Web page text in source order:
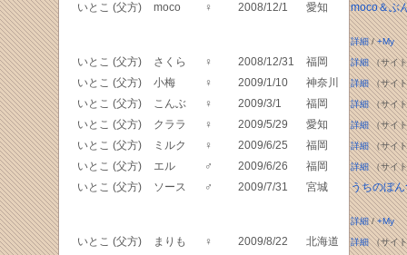
いとこ (父方) moco ♀ 2008/12/1 愛知 moco＆ぶ
詳細/+My
いとこ (父方) さくら ♀ 2008/12/31 福岡 詳細（サイ
いとこ (父方) 小梅 ♀ 2009/1/10 神奈川 詳細（サイ
いとこ (父方) こんぶ ♀ 2009/3/1 福岡 詳細（サイ
いとこ (父方) クララ ♀ 2009/5/29 愛知 詳細（サイ
いとこ (父方) ミルク ♀ 2009/6/25 福岡 詳細（サイ
いとこ (父方) エル ♂ 2009/6/26 福岡 詳細（サイ
いとこ (父方) ソース ♂ 2009/7/31 宮城 うちのぼ
詳細/+My
いとこ (父方) まりも ♀ 2009/8/22 北海道 詳細（サイ